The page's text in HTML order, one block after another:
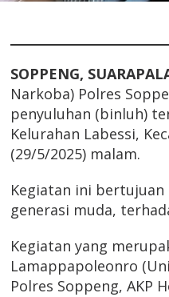
SOPPENG,
Narkoba) Polres
penyuluhan (binluh)
Kelurahan Labessi,
(29/5/2025) malam.
Kegiatan ini bertujuan
generasi muda,
Kegiatan yang
Lamappapoleonro
Polres Soppeng, AKP